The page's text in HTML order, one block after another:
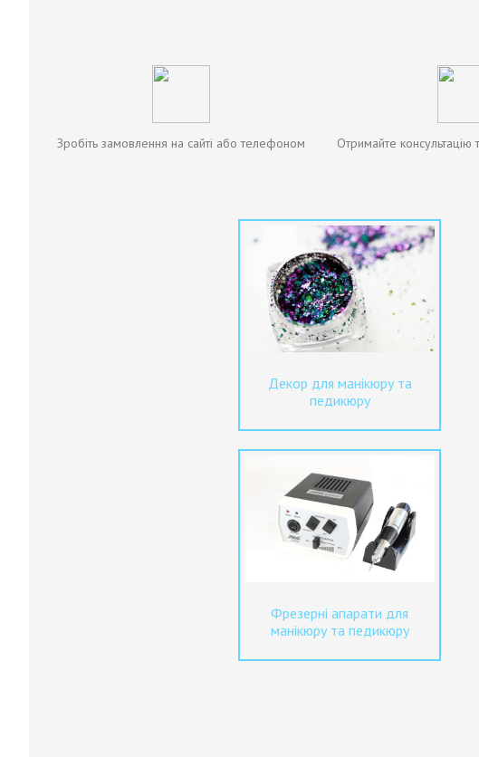
Зробіть замовлення на сайті або телефоном Отримайте
Декор для манікюру та
педикюру
Фрезерні апарати для
манікюру та педикюру